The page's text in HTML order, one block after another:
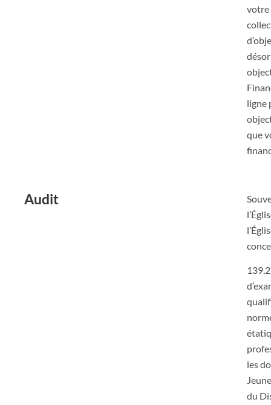
votre
ligne
que
Audit
les
du